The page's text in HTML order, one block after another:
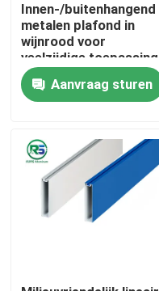
Huis
Producten
Ongeveer ons
Kwaliteitscontrole
Innen-/buitenhangend
metalen plafond in
wijnrood voor
veelzijdige toepassing
Aanvraag sturen